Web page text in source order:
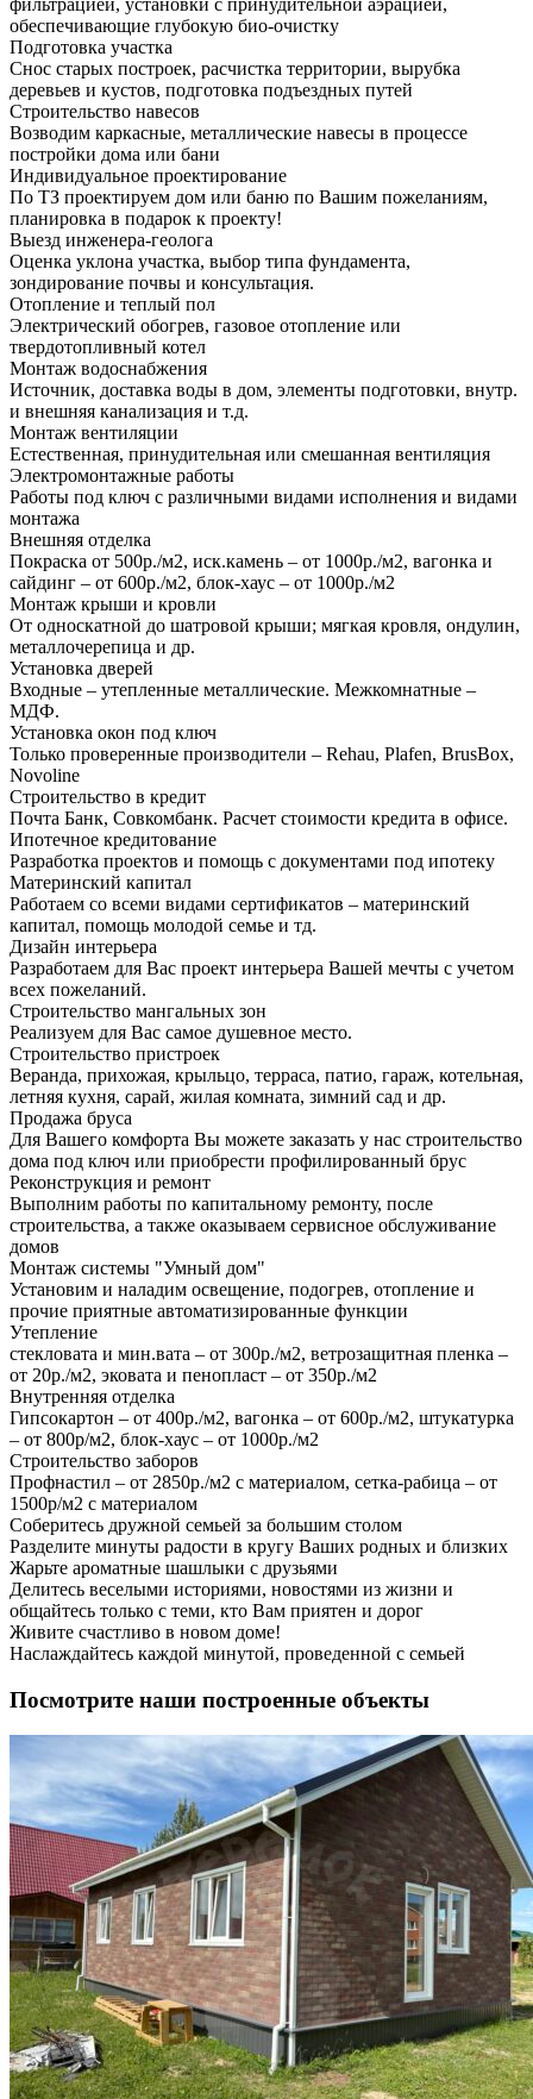
обеспечивающие глубокую био-очистку
Подготовка участка
Снос старых построек, расчистка территории, вырубка
деревьев и кустов, подготовка подъездных путей
Строительство навесов
Возводим каркасные, металлические навесы в процессе
постройки дома или бани
Индивидуальное проектирование
По ТЗ проектируем дом или баню по Вашим пожеланиям,
планировка в подарок к проекту!
Выезд инженера-геолога
Оценка уклона участка, выбор типа фундамента,
зондирование почвы и консультация.
Отопление и теплый пол
Электрический обогрев, газовое отопление или
твердотопливный котел
Монтаж водоснабжения
Источник, доставка воды в дом, элементы подготовки, внутр.
и внешняя канализация и т.д.
Монтаж вентиляции
Естественная, принудительная или смешанная вентиляция
Электромонтажные работы
Работы под ключ с различными видами исполнения и видами
монтажа
Внешняя отделка
Покраска от 500р./м2, иск.камень – от 1000р./м2, вагонка и
сайдинг – от 600р./м2, блок-хаус – от 1000р./м2
Монтаж крыши и кровли
От односкатной до шатровой крыши; мягкая кровля, ондулин,
металлочерепица и др.
Установка дверей
Входные – утепленные металлические. Межкомнатные –
МДФ.
Установка окон под ключ
Только проверенные производители – Rehau, Plafen, BrusBox,
Novoline
Строительство в кредит
Почта Банк, Совкомбанк. Расчет стоимости кредита в офисе.
Ипотечное кредитование
Разработка проектов и помощь с документами под ипотеку
Материнский капитал
Работаем со всеми видами сертификатов – материнский
капитал, помощь молодой семье и тд.
Дизайн интерьера
Разработаем для Вас проект интерьера Вашей мечты с учетом
всех пожеланий.
Строительство мангальных зон
Реализуем для Вас самое душевное место.
Строительство пристроек
Веранда, прихожая, крыльцо, терраса, патио, гараж, котельная,
летняя кухня, сарай, жилая комната, зимний сад и др.
Продажа бруса
Для Вашего комфорта Вы можете заказать у нас строительство
дома под ключ или приобрести профилированный брус
Реконструкция и ремонт
Выполним работы по капитальному ремонту, после
строительства, а также оказываем сервисное обслуживание
домов
Монтаж системы "Умный дом"
Установим и наладим освещение, подогрев, отопление и
прочие приятные автоматизированные функции
Утепление
стекловата и мин.вата – от 300р./м2, ветрозащитная пленка –
от 20р./м2, эковата и пенопласт – от 350р./м2
Внутренняя отделка
Гипсокартон – от 400р./м2, вагонка – от 600р./м2, штукатурка
– от 800р/м2, блок-хаус – от 1000р./м2
Строительство заборов
Профнастил – от 2850р./м2 с материалом, сетка-рабица – от
1500р/м2 с материалом
Соберитесь дружной семьей за большим столом
Разделите минуты радости в кругу Ваших родных и близких
Жарьте ароматные шашлыки с друзьями
Делитесь веселыми историями, новостями из жизни и
общайтесь только с теми, кто Вам приятен и дорог
Живите счастливо в новом доме!
Наслаждайтесь каждой минутой, проведенной с семьей
Посмотрите наши построенные объекты